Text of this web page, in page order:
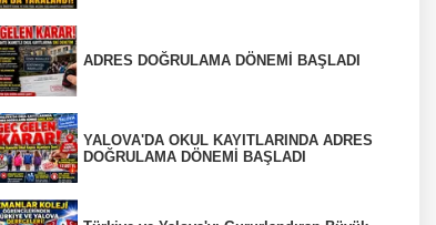
ADRES DOĞRULAMA DÖNEMİ BAŞLADI
YALOVA'DA OKUL KAYITLARINDA ADRES
DOĞRULAMA DÖNEMİ BAŞLADI